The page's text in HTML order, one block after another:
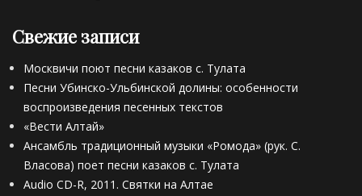
В
с
к
р
е
н
к
Свежие записи
Москвичи поют песни казаков с. Тулата
Песни Убинско-Ульбинской долины: особенности
воспроизведения песенных текстов
«Вести Алтай»
Ансамбль традиционный музыки «Ромода» (рук. С.
Власова) поет песни казаков с. Тулата
Audio CD-R, 2011. Святки на Алтае